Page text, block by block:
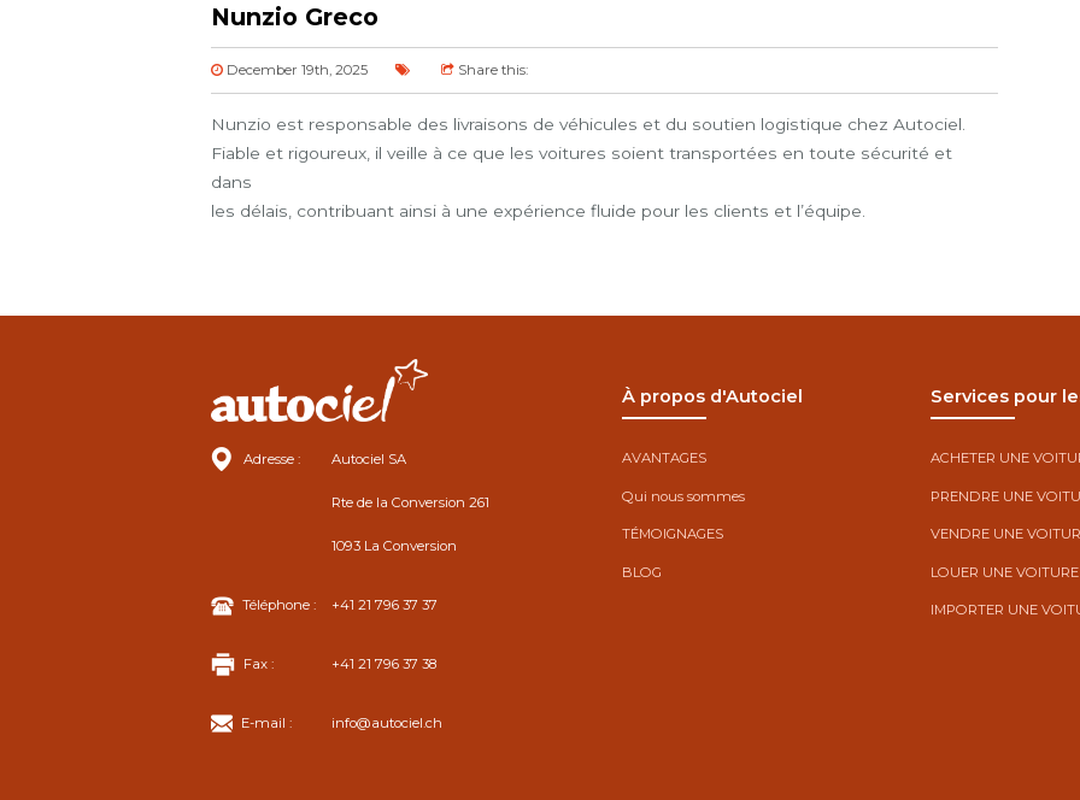
Nunzio Greco
December 19th, 2025 Share this:
Nunzio est responsable des livraisons de véhicules et du soutien logistique chez Autociel.
Fiable et rigoureux, il veille à ce que les voitures soient transportées en toute sécurité et
dans
les délais, contribuant ainsi à une expérience fluide pour les clients et l’équipe.
Adresse : Autociel SA
Rte de la Conversion 261
1093 La Conversion
Téléphone : +41 21 796 37 37
Fax : +41 21 796 37 38
E-mail : info@autociel.ch
À propos d'Autociel
AVANTAGES
Qui nous sommes
TÉMOIGNAGES
BLOG
Services pour
ACHETER UNE
PRENDRE UNE
VENDRE UNE
LOUER UNE VOITURE
IMPORTER UNE